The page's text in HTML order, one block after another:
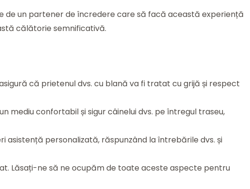
de un partener de încredere care să facă această experiență
călătorie semnificativă.
că prietenul dvs. cu blană va fi tratat cu grijă și respect
mediu confortabil și sigur câinelui dvs. pe întregul traseu,
asistență personalizată, răspunzând la întrebările dvs. și
Lăsați-ne să ne ocupăm de toate aceste aspecte pentru